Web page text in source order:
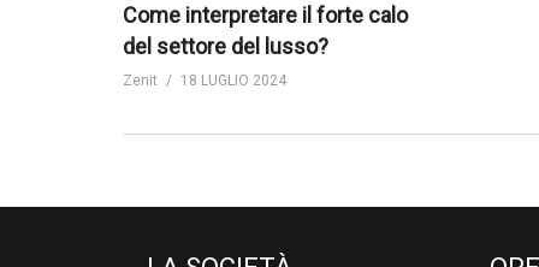
Come interpretare il forte calo
del settore del lusso?
Zenit 18 LUGLIO 2024